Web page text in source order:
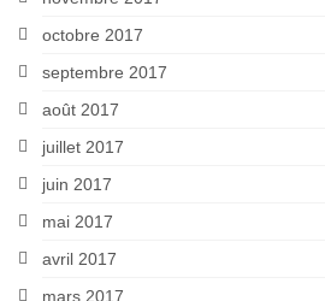
octobre 2017
septembre 2017
août 2017
juillet 2017
juin 2017
mai 2017
avril 2017
mars 2017